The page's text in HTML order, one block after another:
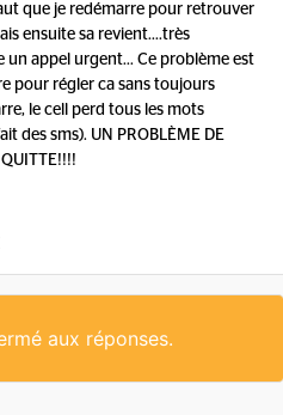
que je redémarre pour retrouver
ensuite sa revient....très
appel urgent... Ce problème est
pour régler ca sans toujours
le cell perd tous les mots
des sms). UN PROBLÈME DE
QUITTE!!!!
aux réponses.